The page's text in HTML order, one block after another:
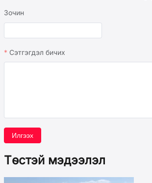
Зочин
Сэтгэгдэл бичих
Илгээх
Төстэй мэдээлэл